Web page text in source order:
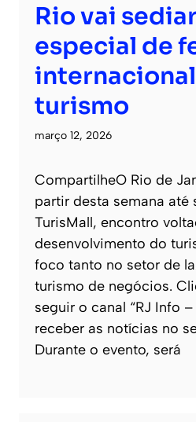
Rio vai
especial de
turismo
março 12, 2026
CompartilheO Rio de
partir desta semana até
TurisMall, encontro
desenvolvimento do
foco tanto no setor de
turismo de negócios.
seguir o canal “RJ Info
receber as notícias no
Durante o evento, será